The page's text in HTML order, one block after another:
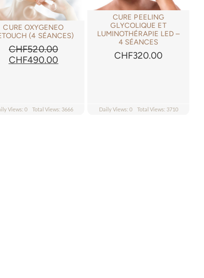
CURE OXYGENEO
(4 SÉANCES)
CHF520.00
Le
CHF490.00Le
Views: 0 Total Views: 3666
CURE PEELING
GLYCOLIQUE ET
LUMINOTHÉRAPIE LED –
4 SÉANCES
CHF320.00
Daily Views: 0 Total Views: 3710